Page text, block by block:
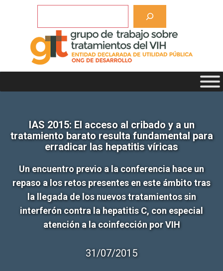
IAS 2015: El acceso al cribado y a un
tratamiento barato resulta fundamental para
erradicar las hepatitis víricas
Un encuentro previo a la conferencia hace un
repaso a los retos presentes en este ámbito tras
la llegada de los nuevos tratamientos sin
interferón contra la hepatitis C, con especial
atención a la coinfección por VIH
31/07/2015